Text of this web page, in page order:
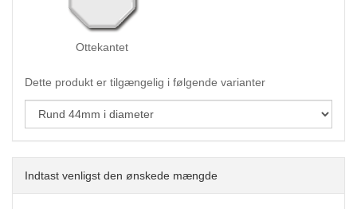
Ottekantet
Dette produkt er tilgængelig i følgende varianter
Indtast venligst den ønskede mængde